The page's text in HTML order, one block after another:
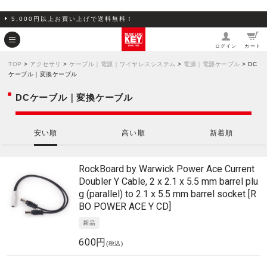
5,000円以上お買い上げで送料無料！
ログイン カート
TOP > アクセサリ > ケーブル｜電源｜ワイヤレスシステム > 電源｜電源ケーブル > DC
ケーブル｜変換ケーブル
DCケーブル｜変換ケーブル
安い順 高い順 新着順
RockBoard by Warwick Power Ace Current
Doubler Y Cable, 2 x 2.1 x 5.5 mm barrel plu
g (parallel) to 2.1 x 5.5 mm barrel socket [R
BO POWER ACE Y CD]
600円(税込)